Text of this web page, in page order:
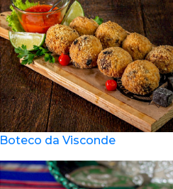
Boteco da Visconde